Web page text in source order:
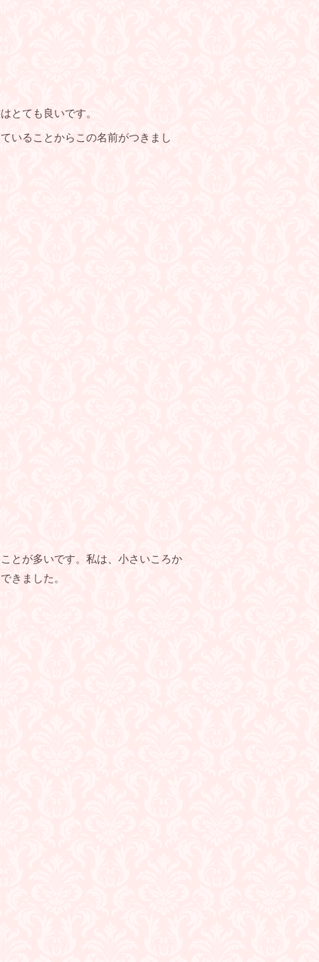
とても良いです。
いることからこの名前がつきまし
とが多いです。私は、小さいころか
きました。